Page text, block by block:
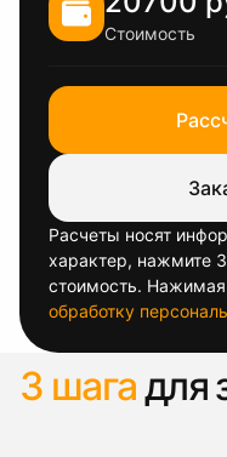
Стоимость
Расчеты носят
характер, нажмите
стоимость. Нажимая
обработку
3 шагадля